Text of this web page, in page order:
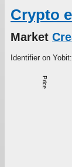
Crypto
Market
Identifier on
Price